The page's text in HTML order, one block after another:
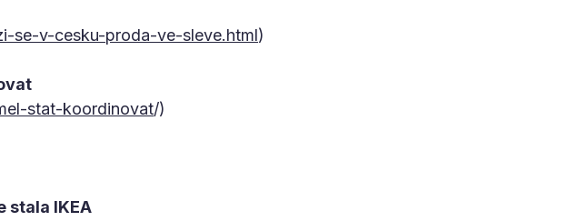
se-v-cesku-proda-ve-sleve.html)
stat-koordinovat/)
stala IKEA